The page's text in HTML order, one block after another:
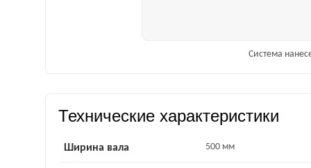
Система
Технические характеристики
Ширина вала 500 мм